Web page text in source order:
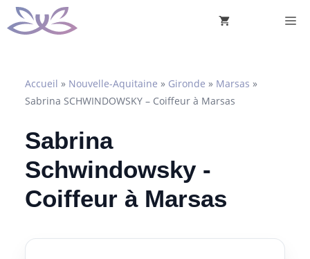
Aller
au
Accueil » Nouvelle-Aquitaine » Gironde » Marsas »
Sabrina SCHWINDOWSKY – Coiffeur à Marsas
Sabrina
Schwindowsky -
Coiffeur à Marsas